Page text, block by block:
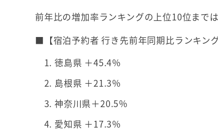
前年比の増加率ランキングの上位10位まで
■【宿泊予約者 行き先前年同期比ランキング
徳島県 ＋45.4％
島根県 ＋21.3％
神奈川県＋20.5％
愛知県 ＋17.3％